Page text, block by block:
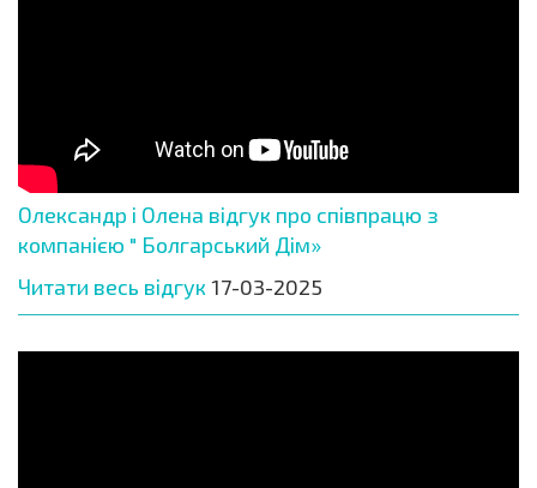
Олександр і Олена відгук про співпрацю з
компанією " Болгарський Дім»
Читати весь відгук 17-03-2025